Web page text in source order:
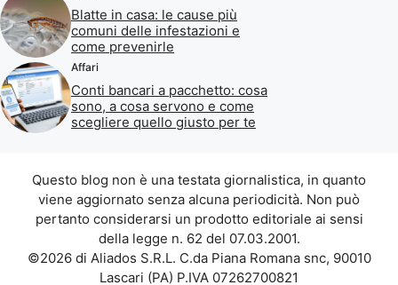
Blatte in casa: le cause più
comuni delle infestazioni e
come prevenirle
Affari
Conti bancari a pacchetto: cosa
sono, a cosa servono e come
scegliere quello giusto per te
Questo blog non è una testata giornalistica, in quanto
viene aggiornato senza alcuna periodicità. Non può
pertanto considerarsi un prodotto editoriale ai sensi
della legge n. 62 del 07.03.2001.
©2026 di Aliados S.R.L. C.da Piana Romana snc, 90010
Lascari (PA) P.IVA 07262700821